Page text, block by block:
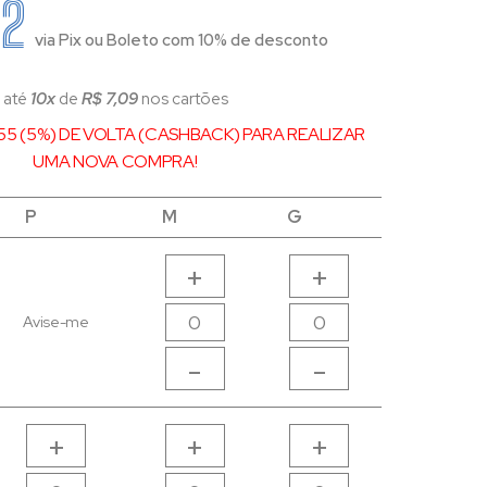
via Pix ou Boleto com 10% de desconto
até 10xde R$ 7,09nos cartões
(5%) DE VOLTA (CASHBACK) PARA REALIZAR
UMA NOVA COMPRA!
P M G
Avise-me
+
-
+
-
+
+ +
P M G